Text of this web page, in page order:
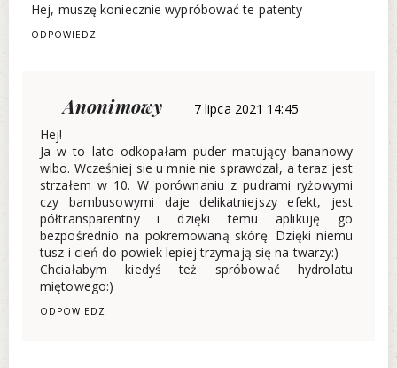
Hej, muszę koniecznie wypróbować te patenty
ODPOWIEDZ
Anonimowy
7 lipca 2021 14:45
Hej!
Ja w to lato odkopałam puder matujący bananowy
wibo. Wcześniej sie u mnie nie sprawdzał, a teraz jest
strzałem w 10. W porównaniu z pudrami ryżowymi
czy bambusowymi daje delikatniejszy efekt, jest
półtransparentny i dzięki temu aplikuję go
bezpośrednio na pokremowaną skórę. Dzięki niemu
tusz i cień do powiek lepiej trzymają się na twarzy:)
Chciałabym kiedyś też spróbować hydrolatu
miętowego:)
ODPOWIEDZ